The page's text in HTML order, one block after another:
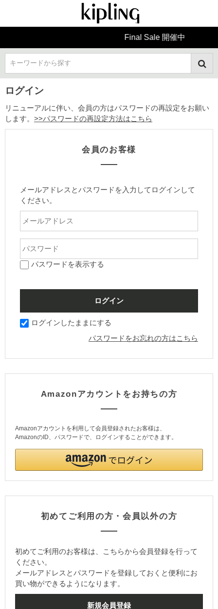
Final Sale 開催中
キーワードから探す
ログイン
リニューアルに伴い、会員の方はパスワードの再設定をお願い
します。 >>パスワードの再設定方法はこちら
会員のお客様
メールアドレスとパスワードを入力してログインして
ください。
パスワードを表示する
ログインしたままにする
パスワードをお忘れの方はこちら
Amazonアカウントをお持ちの方
Amazonアカウントを利用して会員登録されたお客様は、
AmazonのID、パスワードで、ログインすることができます。
初めてご利用の方・会員以外の方
初めてご利用のお客様は、こちらから会員登録を行って
ください。
メールアドレスとパスワードを登録しておくと便利にお
買い物ができるようになります。